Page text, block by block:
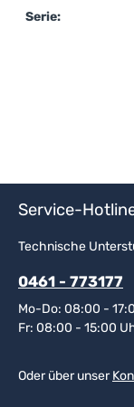
Serie:
Service-
Technische
0461 - 773177
Mo-Do: 08:00 -
Fr: 08:00 - 15:00
Oder über unser